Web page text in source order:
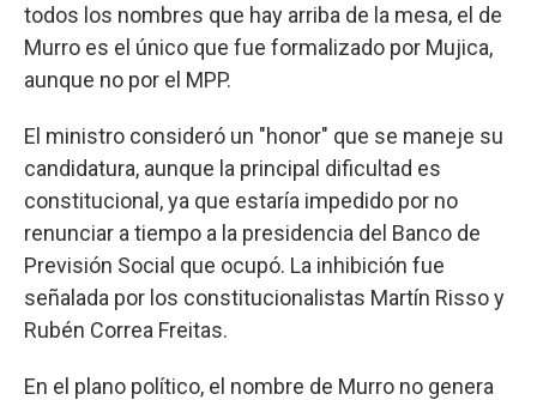
todos los nombres que hay arriba de la mesa, el de
Murro es el único que fue formalizado por Mujica,
aunque no por el MPP.
El ministro consideró un "honor" que se maneje su
candidatura, aunque la principal dificultad es
constitucional, ya que estaría impedido por no
renunciar a tiempo a la presidencia del Banco de
Previsión Social que ocupó. La inhibición fue
señalada por los constitucionalistas Martín Risso y
Rubén Correa Freitas.
En el plano político, el nombre de Murro no genera